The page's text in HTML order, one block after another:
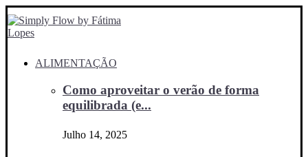
ALIMENTAÇÃO
Como aproveitar o verão de forma
equilibrada (e...
Julho 14, 2025